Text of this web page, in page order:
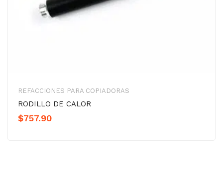
REFACCIONES PARA COPIADORAS
RODILLO DE CALOR
$757.90